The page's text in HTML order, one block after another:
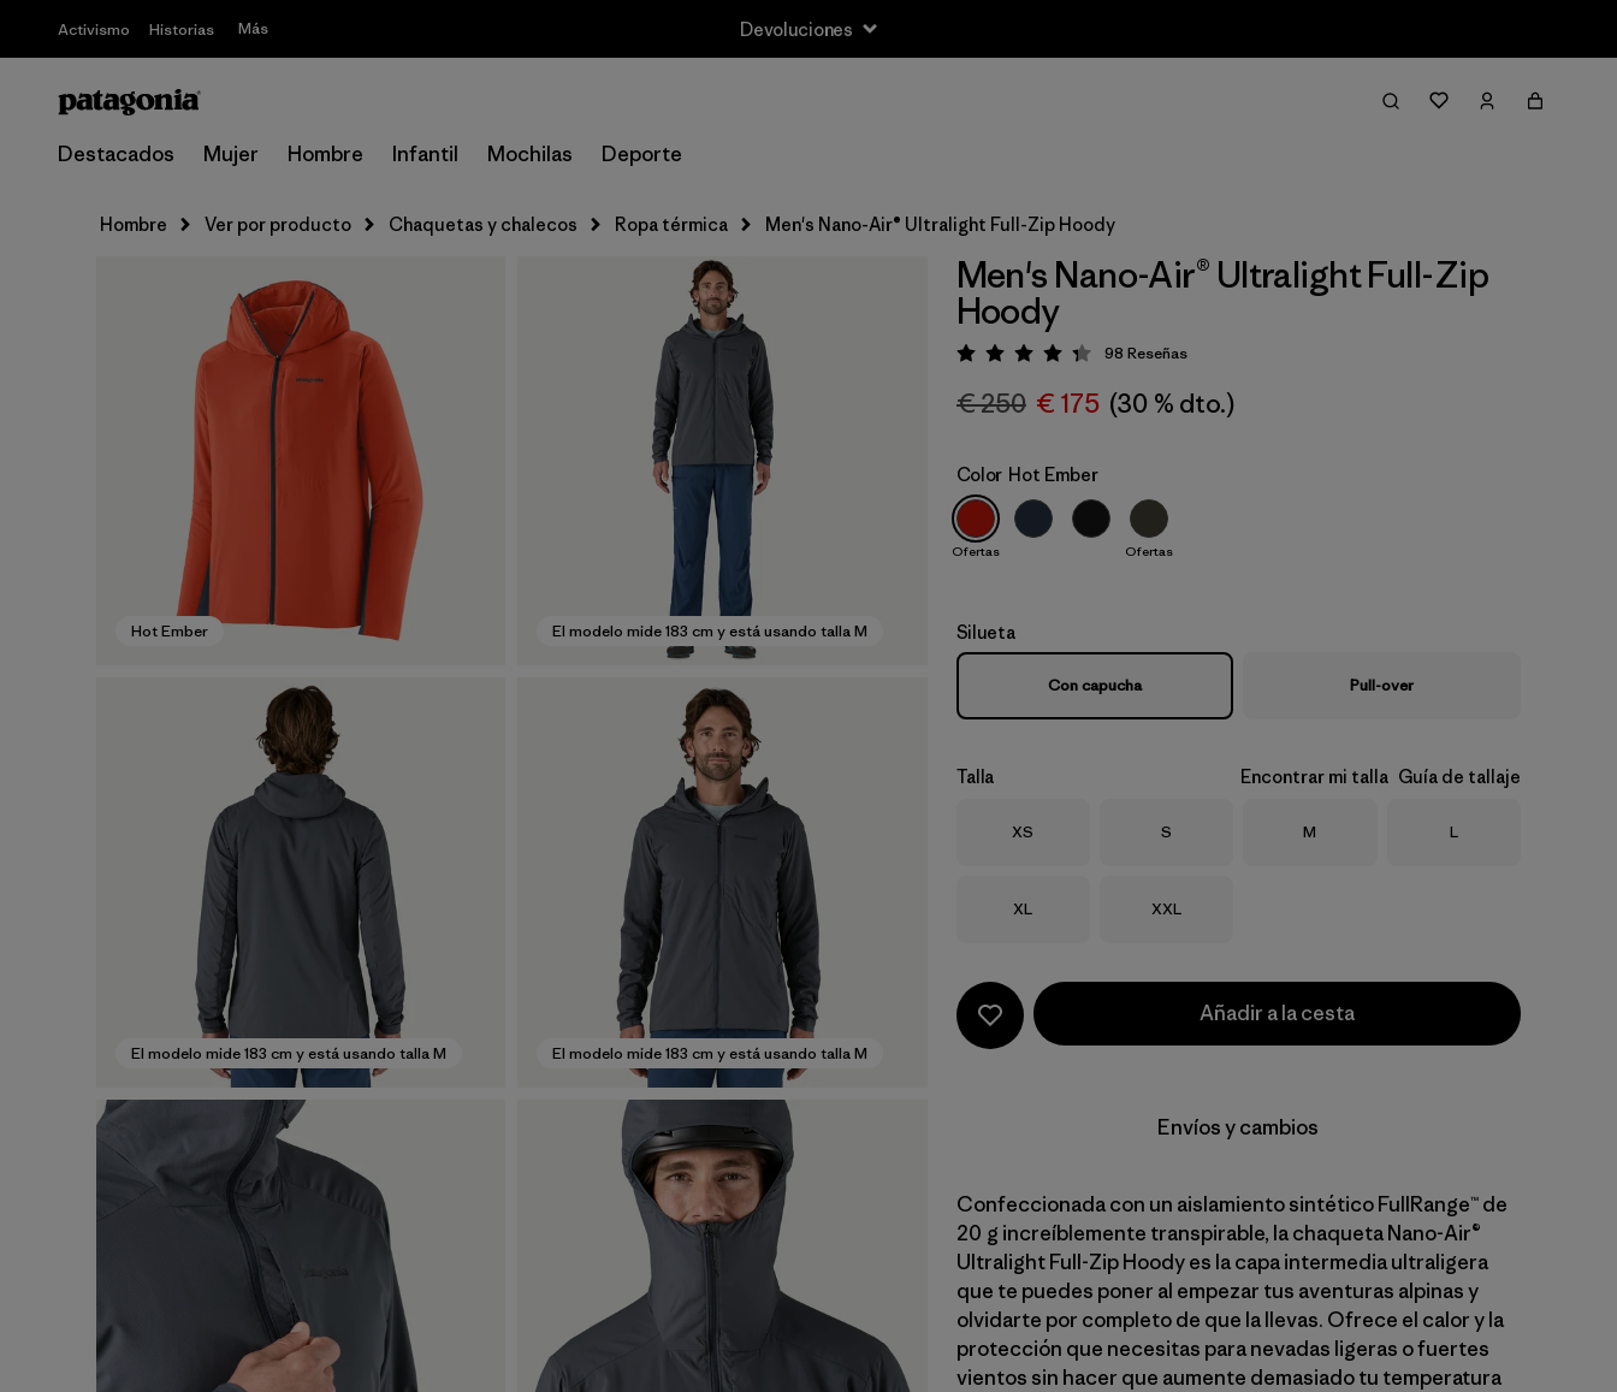
Activismo Historias Más Devoluciones
Destacados Mujer Hombre Infantil Mochilas Deporte
Hombre Ver por producto Chaquetas y chalecos Ropa térmica Men's Nano-Air® Ultralight Full-Zip Hoody
Hot Ember El modelo mide 183 cm y está usando talla M
El modelo mide 183 cm y está usando talla M El modelo mide 183 cm y está usando talla M
Men's Nano-Air® Ultralight Full-Zip
Hoody
Puntuación: 4.3 / 5
98 Reseñas
€ 250 € 175 (30 % dto.)
Color Hot Ember
Ofertas Ofertas
Silueta
Con capucha Pull-over
Talla Encontrar mi talla Guía de tallaje
Talla
XS Talla
S Talla
M Talla
L
Talla
XL Talla
XXL
Añadir a la cesta
Envíos y cambios
Confeccionada con un aislamiento sintético FullRange™ de
20 g increíblemente transpirable, la chaqueta Nano-Air®
Ultralight Full-Zip Hoody es la capa intermedia ultraligera
que te puedes poner al empezar tus aventuras alpinas y
olvidarte por completo de que la llevas. Ofrece el calor y la
protección que necesitas para nevadas ligeras o fuertes
vientos sin hacer que aumente demasiado tu temperatura